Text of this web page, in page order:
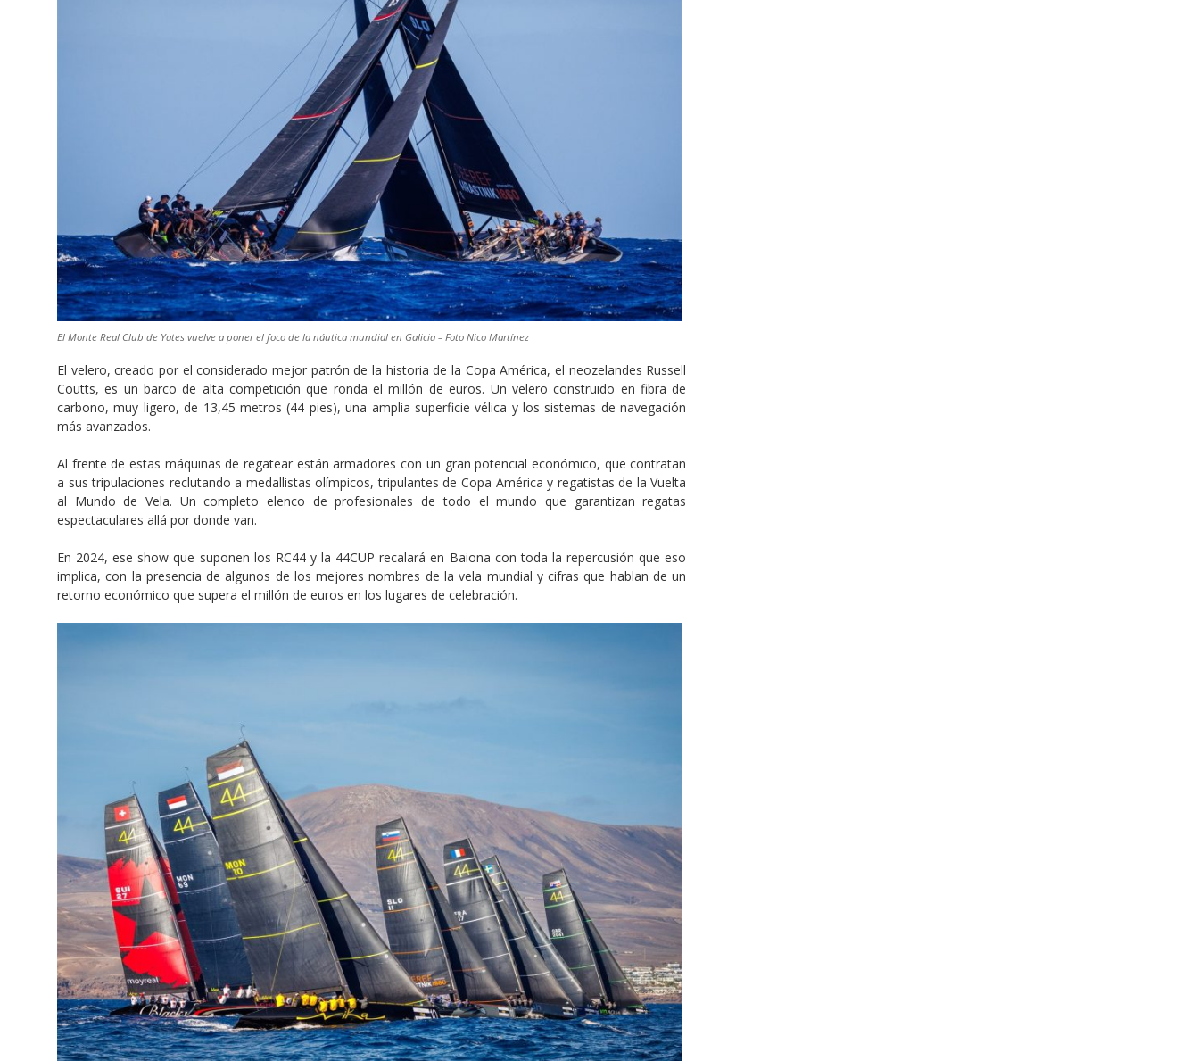
El Monte Real Club de Yates vuelve a poner el foco de la náutica mundial en Galicia – Foto Nico Martínez
El velero, creado por el considerado mejor patrón de la historia de la Copa América, el neozelandes Russell
Coutts, es un barco de alta competición que ronda el millón de euros. Un velero construido en fibra de
carbono, muy ligero, de 13,45 metros (44 pies), una amplia superficie vélica y los sistemas de navegación
más avanzados.
Al frente de estas máquinas de regatear están armadores con un gran potencial económico, que contratan
a sus tripulaciones reclutando a medallistas olímpicos, tripulantes de Copa América y regatistas de la Vuelta
al Mundo de Vela. Un completo elenco de profesionales de todo el mundo que garantizan regatas
espectaculares allá por donde van.
En 2024, ese show que suponen los RC44 y la 44CUP recalará en Baiona con toda la repercusión que eso
implica, con la presencia de algunos de los mejores nombres de la vela mundial y cifras que hablan de un
retorno económico que supera el millón de euros en los lugares de celebración.